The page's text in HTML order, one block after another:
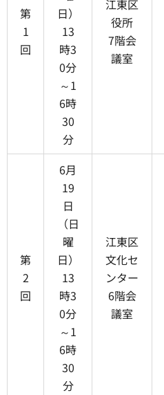
第
1
回
日）
13
時3
0分
～1
6時
30
分
江東区
役所
7階会
議室
第
2
回
6月
19
日
（日
曜
日）
13
時3
0分
～1
6時
30
分
江東区
文化セ
ンター
6階会
議室